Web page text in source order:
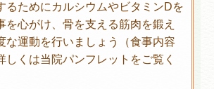
るためにカルシウムやビタミンDを
を心がけ、骨を支える筋肉を鍛え
な運動を行いましょう（食事内容
しくは当院パンフレットをご覧く